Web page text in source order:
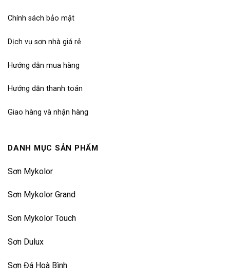
Chính sách bảo mật
Dịch vụ sơn nhà giá rẻ
Hướng dẫn mua hàng
Hướng dẫn thanh toán
Giao hàng và nhận hàng
DANH MỤC SẢN PHẨM
Sơn Mykolor
Sơn Mykolor Grand
Sơn Mykolor Touch
Sơn Dulux
Sơn Đá Hoà Bình